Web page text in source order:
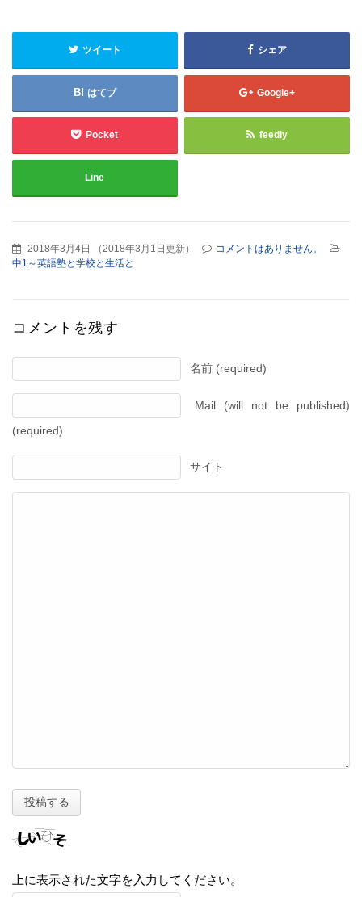
ツイート シェア
はてブ Google+
Pocket feedly
Line
2018年3月4日 （2018年3月1日更新）
コメントはありません。
中1～英語塾と学校と生活と
コメントを残す
名前 (required)
Mail (will not be published)
(required)
サイト
上に表示された文字を入力してください。